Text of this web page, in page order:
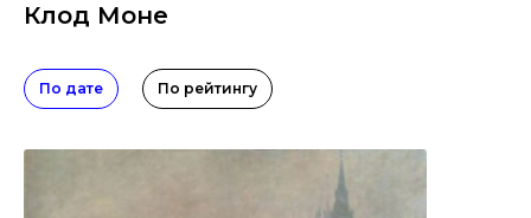
Клод Моне
По дате По рейтингу